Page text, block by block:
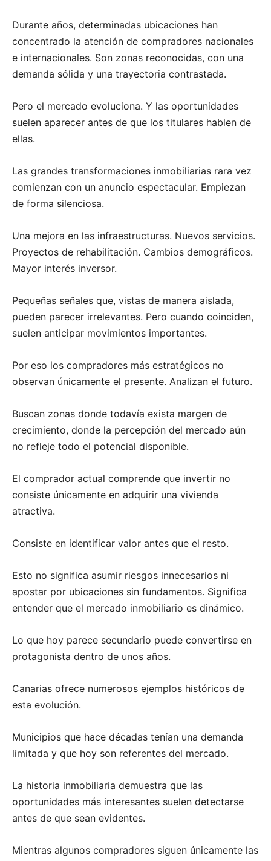
Durante años, determinadas ubicaciones han
concentrado la atención de compradores nacionales
e internacionales. Son zonas reconocidas, con una
demanda sólida y una trayectoria contrastada.
Pero el mercado evoluciona. Y las oportunidades
suelen aparecer antes de que los titulares hablen de
ellas.
Las grandes transformaciones inmobiliarias rara vez
comienzan con un anuncio espectacular. Empiezan
de forma silenciosa.
Una mejora en las infraestructuras. Nuevos servicios.
Proyectos de rehabilitación. Cambios demográficos.
Mayor interés inversor.
Pequeñas señales que, vistas de manera aislada,
pueden parecer irrelevantes. Pero cuando coinciden,
suelen anticipar movimientos importantes.
Por eso los compradores más estratégicos no
observan únicamente el presente. Analizan el futuro.
Buscan zonas donde todavía exista margen de
crecimiento, donde la percepción del mercado aún
no refleje todo el potencial disponible.
El comprador actual comprende que invertir no
consiste únicamente en adquirir una vivienda
atractiva.
Consiste en identificar valor antes que el resto.
Esto no significa asumir riesgos innecesarios ni
apostar por ubicaciones sin fundamentos. Significa
entender que el mercado inmobiliario es dinámico.
Lo que hoy parece secundario puede convertirse en
protagonista dentro de unos años.
Canarias ofrece numerosos ejemplos históricos de
esta evolución.
Municipios que hace décadas tenían una demanda
limitada y que hoy son referentes del mercado.
La historia inmobiliaria demuestra que las
oportunidades más interesantes suelen detectarse
antes de que sean evidentes.
Mientras algunos compradores siguen únicamente las